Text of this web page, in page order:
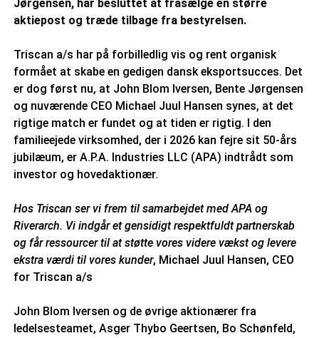
Jørgensen, har besluttet at frasælge en større
aktiepost og træde tilbage fra bestyrelsen.
Triscan a/s har på forbilledlig vis og rent organisk
formået at skabe en gedigen dansk eksportsucces. Det
er dog først nu, at John Blom Iversen, Bente Jørgensen
og nuværende CEO Michael Juul Hansen synes, at det
rigtige match er fundet og at tiden er rigtig. I den
familieejede virksomhed, der i 2026 kan fejre sit 50-års
jubilæum, er A.P.A. Industries LLC (APA) indtrådt som
investor og hovedaktionær.
Hos Triscan ser vi frem til samarbejdet med APA og
Riverarch. Vi indgår et gensidigt respektfuldt partnerskab
og får ressourcer til at støtte vores videre vækst og levere
ekstra værdi til vores kunder, Michael Juul Hansen, CEO
for Triscan a/s
John Blom Iversen og de øvrige aktionærer fra
ledelsesteamet, Asger Thybo Geertsen, Bo Schønfeld,